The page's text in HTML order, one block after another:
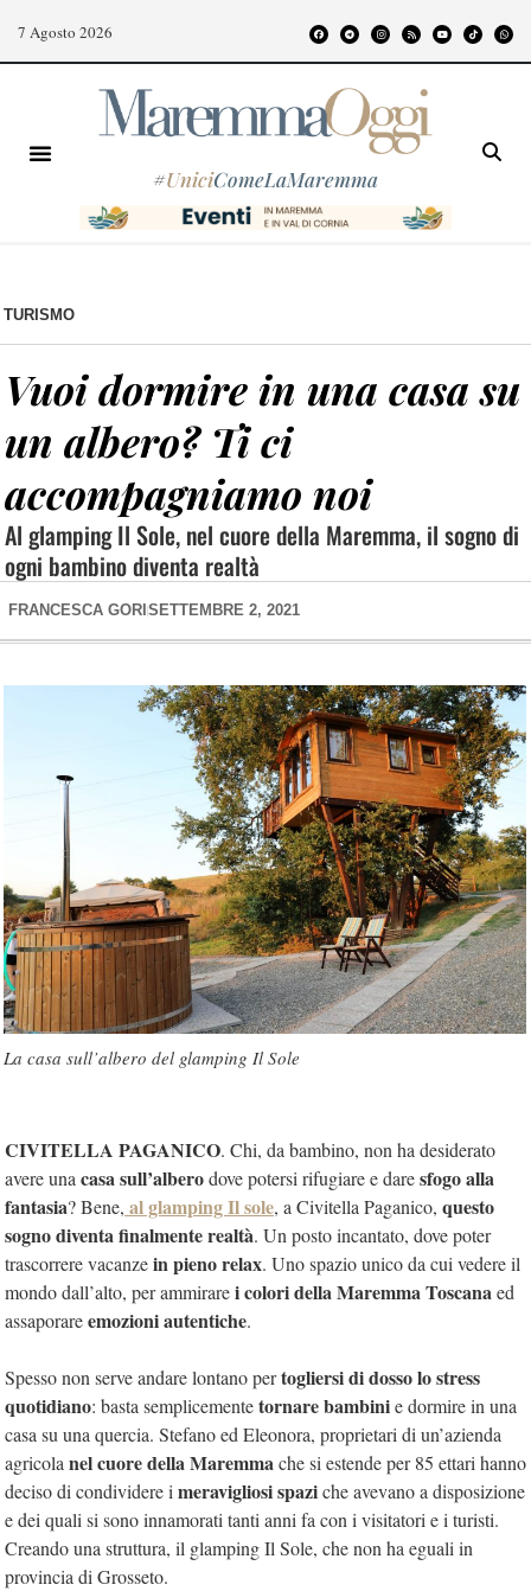
7 Agosto 2026
#UniciComeLaMaremma
TURISMO
Vuoi dormire in una casa su
un albero? Ti ci
accompagniamo noi
Al glamping Il Sole, nel cuore della Maremma, il sogno di
ogni bambino diventa realtà
FRANCESCA GORI SETTEMBRE 2, 2021
La casa sull’albero del glamping Il Sole
CIVITELLA PAGANICO. Chi, da bambino, non ha desiderato
avere unacasa sull’alberodove potersi rifugiare e daresfogo alla
fantasia? Bene, al glamping Il sole, a Civitella Paganico, questo
sogno diventa finalmente realtà. Un posto incantato, dove poter
trascorrere vacanzein pieno relax. Uno spazio unico da cui vedere il
mondo dall’alto, per ammirarei colori della Maremma Toscanaed
assaporareemozioni autentiche.
Spesso non serve andare lontano pertogliersi di dosso lo stress
quotidiano: basta semplicementetornare bambinie dormire in una
casa su una quercia. Stefano ed Eleonora, proprietari di un’azienda
agricolanel cuore della Maremmache si estende per 85 ettari hanno
deciso di condividere imeravigliosi spaziche avevano a disposizione
e dei quali si sono innamorati tanti anni fa con i visitatori e i turisti.
Creando una struttura, il glamping Il Sole, che non ha eguali in
provincia di Grosseto.